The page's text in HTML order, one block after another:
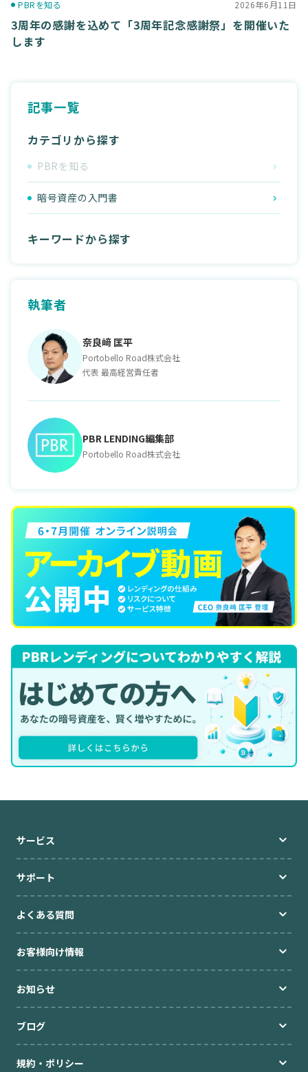
PBRを知る 2026年6月11日
3周年の感謝を込めて「3周年記念感謝祭」を開催いた
します
記事一覧
カテゴリから探す
PBRを知る
暗号資産の入門書
キーワードから探す
執筆者
奈良﨑 匡平
Portobello Road株式会社
代表 最高経営責任者
PBR LENDING編集部
Portobello Road株式会社
サービス
サポート
よくある質問
お客様向け情報
お知らせ
ブログ
規約・ポリシー